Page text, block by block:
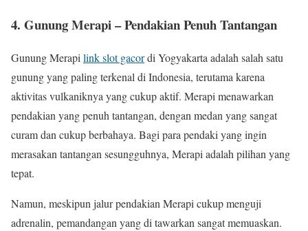
4. Gunung Merapi – Pendakian Penuh Tantangan
Gunung Merapilink slot gacordi Yogyakarta adalah salah satu
gunung yang paling terkenal di Indonesia, terutama karena
aktivitas vulkaniknya yang cukup aktif. Merapi menawarkan
pendakian yang penuh tantangan, dengan medan yang sangat
curam dan cukup berbahaya. Bagi para pendaki yang ingin
merasakan tantangan sesungguhnya, Merapi adalah pilihan yang
tepat.
Namun, meskipun jalur pendakian Merapi cukup menguji
adrenalin, pemandangan yang di tawarkan sangat memuaskan.